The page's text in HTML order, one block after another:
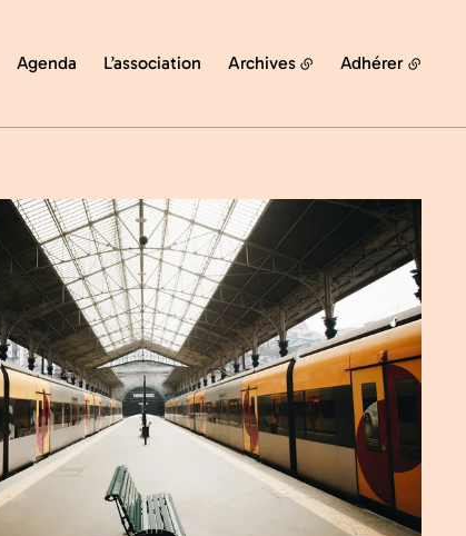
Agenda L’association Archives Adhérer